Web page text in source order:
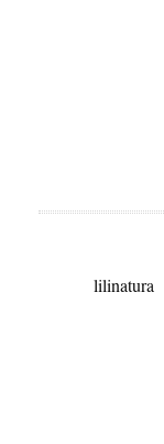
lilinatura